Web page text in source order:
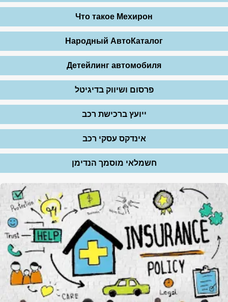
Что такое Мехирон
Народный АвтоКаталог
Детейлинг автомобиля
פרסום ושיווק בדיגיטל
ייועץ ברכישת רכב
אינדקס עסקי רכב
חשמלאי מוסמך הנדימן